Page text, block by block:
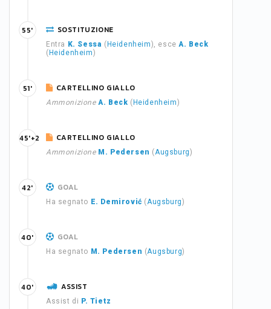
SOSTITUZIONE
Entra K. Sessa ( Heidenheim), esceA. Beck
( Heidenheim)
55'
CARTELLINO GIALLO
Ammonizione A. Beck ( Heidenheim)
51'
CARTELLINO GIALLO
Ammonizione M. Pedersen (Augsburg)
45'+2
GOAL
Ha segnato E. Demirović (Augsburg)
42'
GOAL
Ha segnato M. Pedersen (Augsburg)
40'
ASSIST
Assist di P. Tietz
40'